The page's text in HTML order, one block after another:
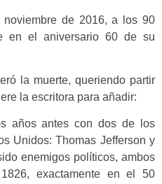
de 2016, a los 90
en el aniversario 60 de su
la muerte, queriendo partir
la escritora para añadir:
años antes con dos de los
Unidos: Thomas Jefferson y
enemigos políticos, ambos
exactamente en el 50